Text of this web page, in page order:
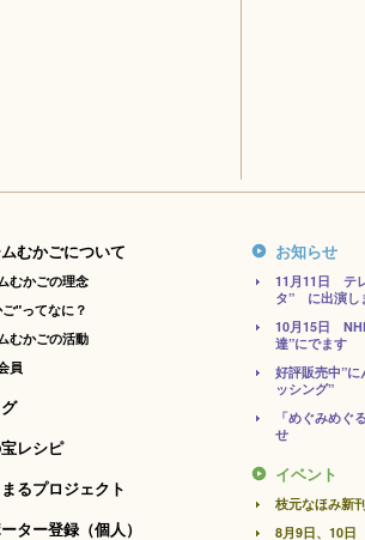
むかごについて
むかごの理念
"ってなに？
むかごの活動
員
レシピ
るプロジェクト
ター登録（個人）
お知らせ
11月11日 テ
タ” に出演し
10月15日
達”にでます
好評販売中”に
ッシング”
「めぐみめぐ
せ
イベント
枝元なほみ新
8月9日、10日